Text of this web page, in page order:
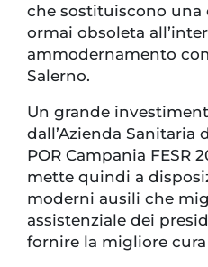
che sostituiscono una
ormai obsoleta
ammodernamento
Salerno.
Un grande
dall’Azienda Sanitaria
POR Campania FESR
mette quindi a
moderni ausili che
assistenziale dei
fornire la migliore